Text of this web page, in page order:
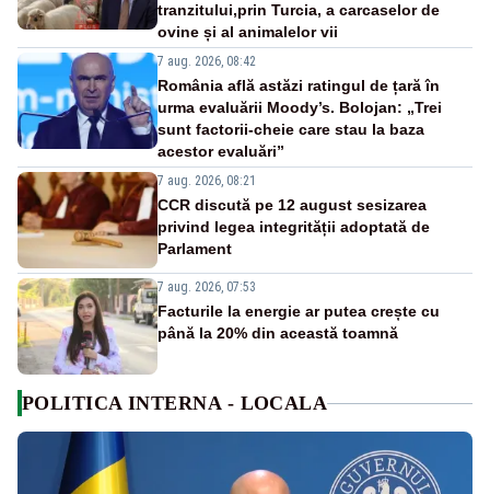
tranzitului,prin Turcia, a carcaselor de
ovine și al animalelor vii
7 aug. 2026, 08:42
România află astăzi ratingul de țară în
urma evaluării Moody’s. Bolojan: „Trei
sunt factorii-cheie care stau la baza
acestor evaluări”
7 aug. 2026, 08:21
CCR discută pe 12 august sesizarea
privind legea integrității adoptată de
Parlament
7 aug. 2026, 07:53
Facturile la energie ar putea crește cu
până la 20% din această toamnă
POLITICA INTERNA - LOCALA